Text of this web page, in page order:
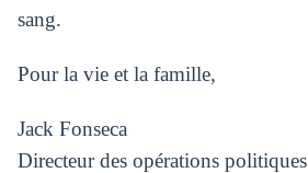
sang.
Pour la vie et la famille,
Jack Fonseca
Directeur des opérations politiques